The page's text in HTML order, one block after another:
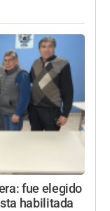
fue elegido
habilitada